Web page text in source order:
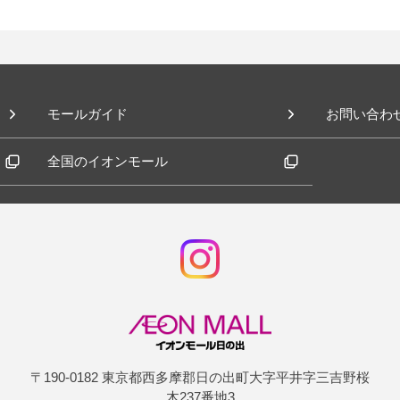
モールガイド お問い合わ
全国のイオンモール
〒190-0182 東京都西多摩郡日の出町大字平井字三吉野桜
木237番地3